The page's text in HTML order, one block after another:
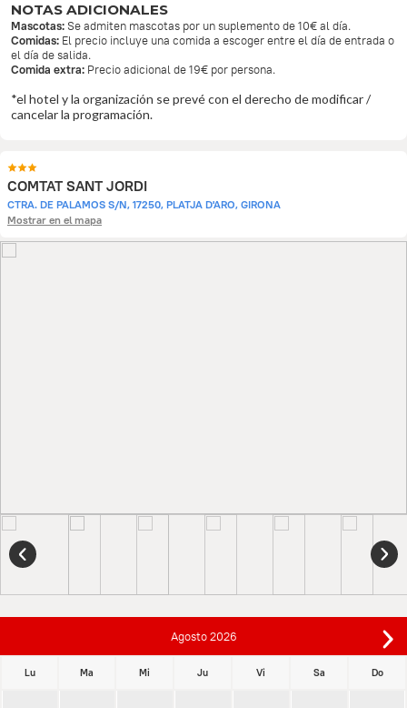
NOTAS ADICIONALES
Mascotas: Se admiten mascotas por un suplemento de 10€ al día.
Comidas: El precio incluye una comida a escoger entre el día de entrada o
el día de salida.
Comida extra: Precio adicional de 19€ por persona.
*el hotel y la organización se prevé con el derecho de modificar /
cancelar la programación.
COMTAT SANT JORDI
CTRA. DE PALAMOS S/N, 17250, PLATJA D'ARO, GIRONA
Mostrar en el mapa
Agosto 2026
Lu Ma Mi Ju Vi Sa Do